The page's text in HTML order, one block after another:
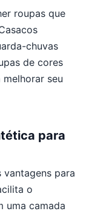
roupas que
chuvas
de cores
seu
para
para
o
uma camada